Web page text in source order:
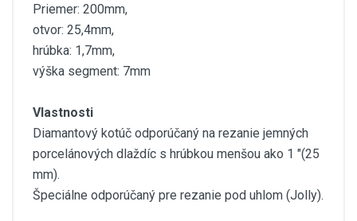
Priemer: 200mm,
otvor: 25,4mm,
hrúbka: 1,7mm,
výška segment: 7mm
Vlastnosti
Diamantový kotúč odporúčaný na rezanie jemných
porcelánových dlaždíc s hrúbkou menšou ako 1 "(25
mm).
Špeciálne odporúčaný pre rezanie pod uhlom (Jolly).